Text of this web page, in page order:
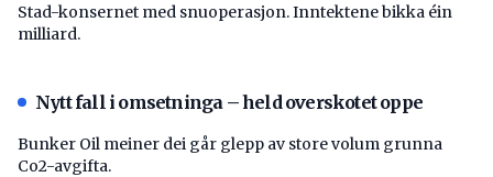
Stad-konsernet med snuoperasjon. Inntektene bikka éin
milliard.
Nytt fall i omsetninga – held overskotet oppe
Bunker Oil meiner dei går glepp av store volum grunna
Co2-avgifta.